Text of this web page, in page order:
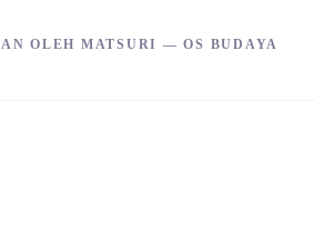
OLEH MATSURI — OS BUDAYA